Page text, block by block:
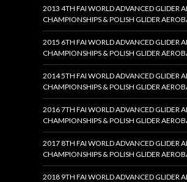
2013 4TH FAI WORLD ADVANCED GLIDER
CHAMPIONSHIPS & POLISH GLIDER
2015 6TH FAI WORLD ADVANCED GLIDER
CHAMPIONSHIPS & POLISH GLIDER
2014 5TH FAI WORLD ADVANCED GLIDER
CHAMPIONSHIPS & POLISH GLIDER
2016 7TH FAI WORLD ADVANCED GLIDER
CHAMPIONSHIPS & POLISH GLIDER
2017 8TH FAI WORLD ADVANCED GLIDER
CHAMPIONSHIPS & POLISH GLIDER
2018 9TH FAI WORLD ADVANCED GLIDER